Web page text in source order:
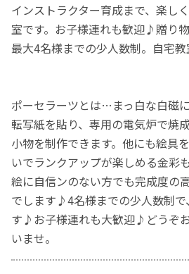
インストラクター育成まで、楽し
室です。お子様連れも歓迎♪贈り物
最大4名様までの少人数制。自宅教
ポーセラーツとは…まっ白な白磁
転写紙を貼り、専用の電気炉で焼
小物を制作できます。他にも絵具
いでランクアップが楽しめる金彩
絵に自信ンのない方でも完成度の
でします♪4名様までの少人数制で
す♪お子様連れも大歓迎♪どうぞ
いませ。